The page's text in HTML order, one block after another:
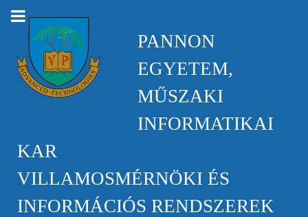
PANNON
EGYETEM,
MŰSZAKI
INFORMATIKAI
KAR
VILLAMOSMÉRNÖKI ÉS
INFORMÁCIÓS RENDSZEREK